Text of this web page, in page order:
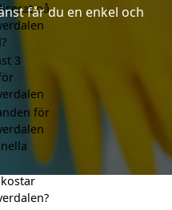
får du en enkel och
på
3
för